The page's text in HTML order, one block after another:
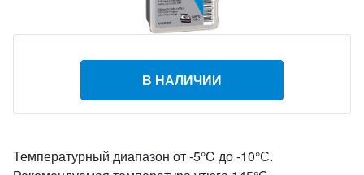
В НАЛИЧИИ
Температурный диапазон от -5°C до -10°С.